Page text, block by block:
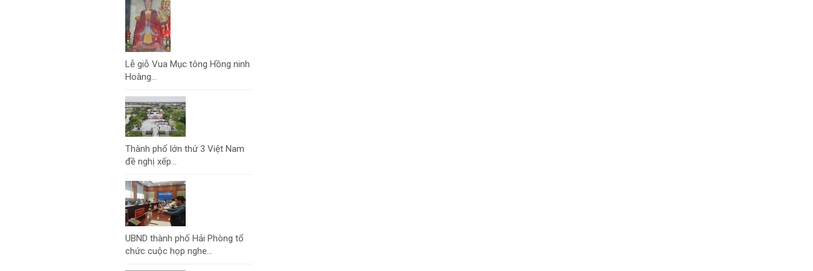
Lễ giỗ Vua Mục tông Hồng ninh
Hoàng...
Thành phố lớn thứ 3 Việt Nam
đề nghị xếp...
UBND thành phố Hải Phòng tổ
chức cuộc họp nghe...